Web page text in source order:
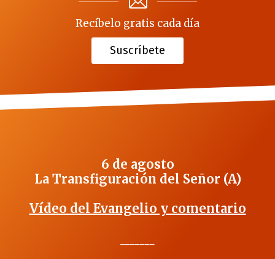
Recíbelo gratis cada día
Suscríbete
6 de agosto
La Transfiguración del Señor (A)
Vídeo del Evangelio y comentario